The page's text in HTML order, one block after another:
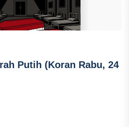
Putih (Koran Rabu, 24